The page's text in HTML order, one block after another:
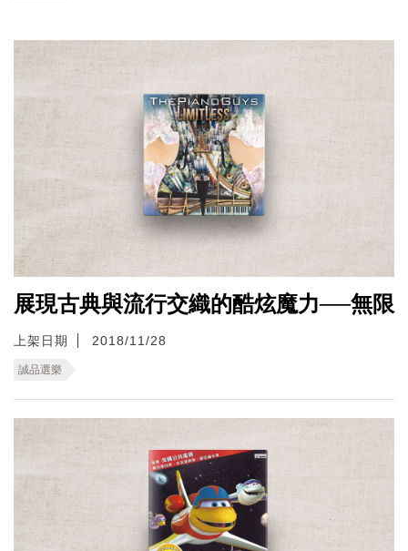
展現古典與流行交織的酷炫魔力──無限
上架日期 2018/11/28
誠品選樂